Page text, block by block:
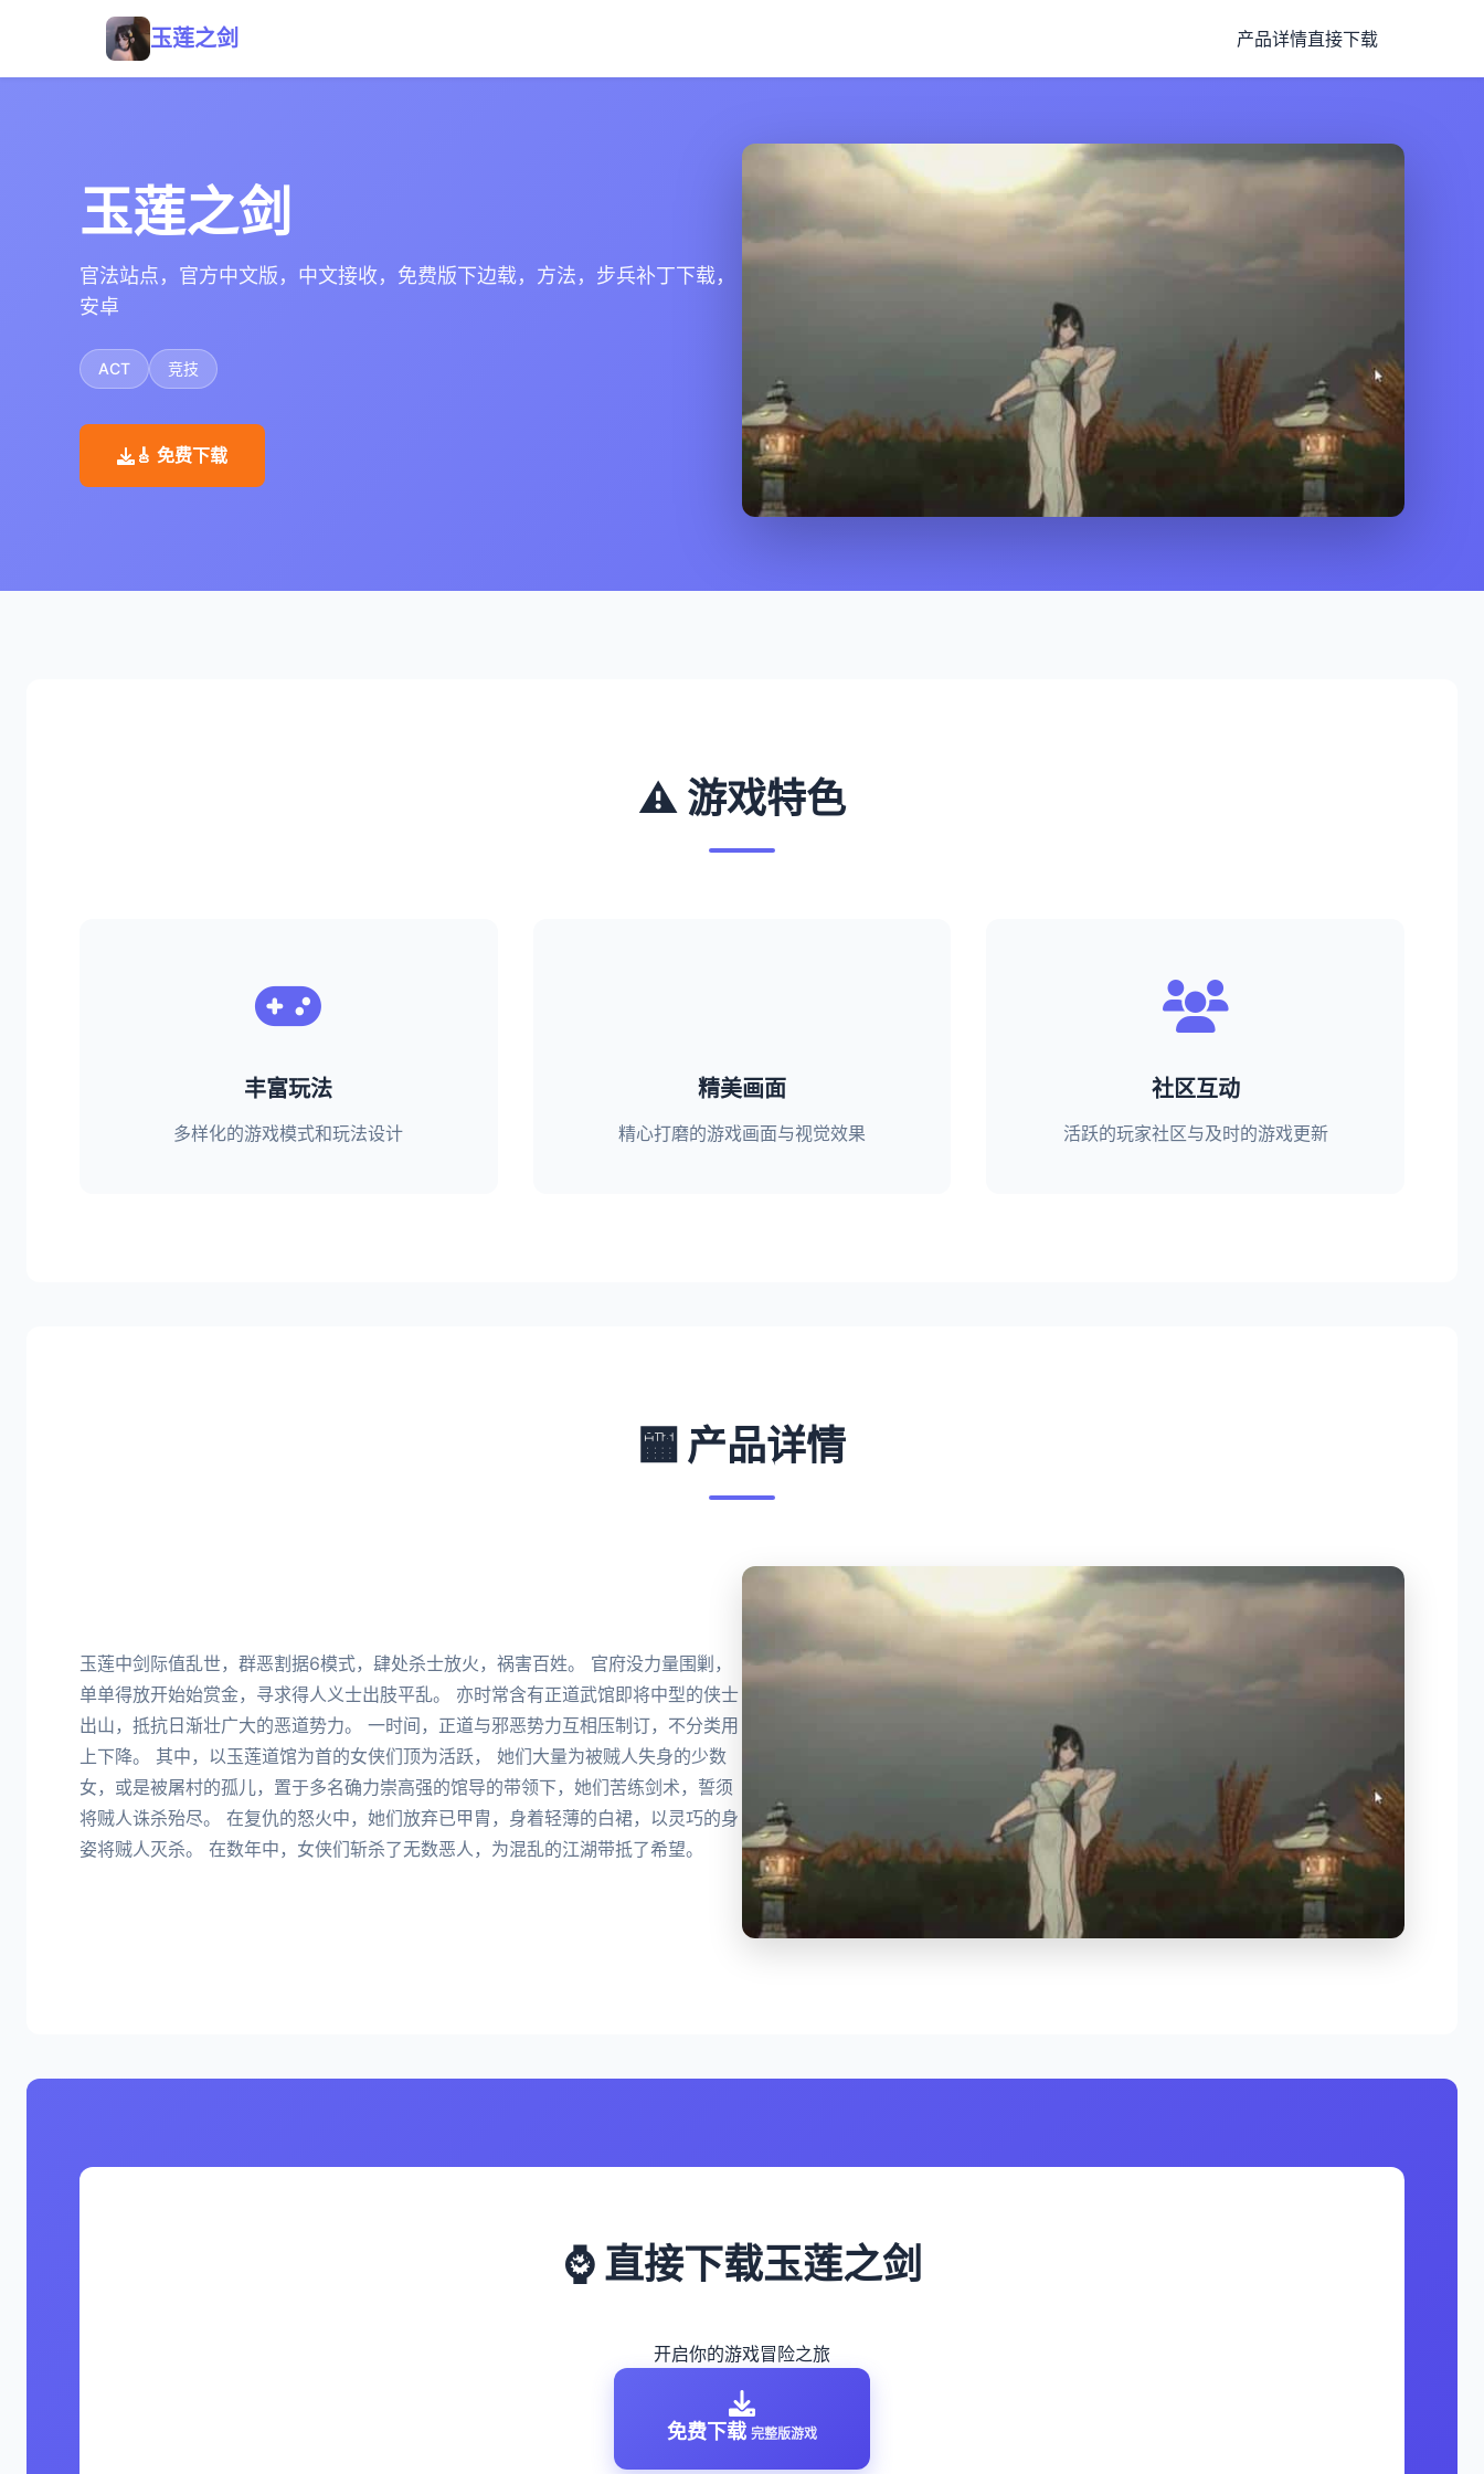
玉莲之剑 产品详情直接下载
玉莲之剑
官法站点，官方中文版，中文接收，免费版下边载，方法，步兵补丁下载，
安卓
ACT 竞技
🎸 免费下载
⚠️ 游戏特色
丰富玩法
多样化的游戏模式和玩法设计
精美画面
精心打磨的游戏画面与视觉效果
社区互动
活跃的玩家社区与及时的游戏更新
🏧 产品详情
玉莲中剑际值乱世，群恶割据6模式，肆处杀士放火，祸害百姓。 官府没力量围剿，
单单得放开始始赏金，寻求得人义士出肢平乱。 亦时常含有正道武馆即将中型的侠士
出山，抵抗日渐壮广大的恶道势力。 一时间，正道与邪恶势力互相压制订，不分类用
上下降。 其中，以玉莲道馆为首的女侠们顶为活跃， 她们大量为被贼人失身的少数
女，或是被屠村的孤儿，置于多名确力崇高强的馆导的带领下，她们苦练剑术，誓须
将贼人诛杀殆尽。 在复仇的怒火中，她们放弃已甲胄，身着轻薄的白裙，以灵巧的身
姿将贼人灭杀。 在数年中，女侠们斩杀了无数恶人，为混乱的江湖带抵了希望。
⌚ 直接下载玉莲之剑
开启你的游戏冒险之旅
免费下载 完整版游戏